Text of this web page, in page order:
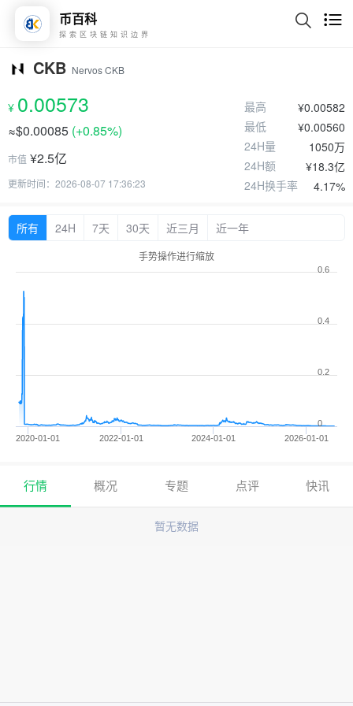
币百科
探索区块链知识边界
CKB Nervos CKB
¥ 0.00573
≈$0.00085 (+0.85%)
市值 ¥2.5亿
更新时间：2026-08-07 17:36:23
最高
¥0.00582
最低
¥0.00560
24H量
1050万
24H额
¥18.3亿
24H换手率
4.17%
所有 24H 7天 30天 近三月 近一年
手势操作进行缩放
2020-01-01 2022-01-01 2024-01-01 2026-01-01
0
0.2
0.4
0.6
行情 概况 专题 点评 快讯
暂无数据